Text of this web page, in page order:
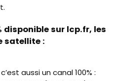
disponible sur lcp.fr, les
satellite :
aussi un canal 100% :